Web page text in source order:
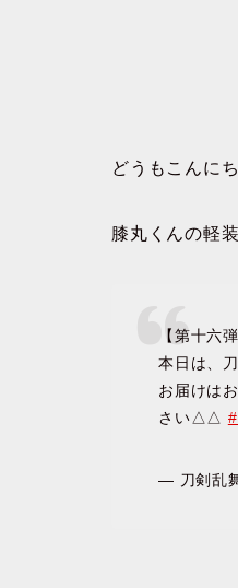
どうもこんに
膝丸くんの軽
【第十六
本日は、
お届けは
さい△△
— 刀剣乱